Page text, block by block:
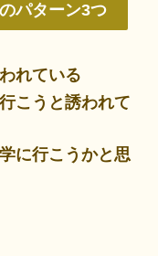
パターン3つ
れている
こうと誘われて
に行こうかと思